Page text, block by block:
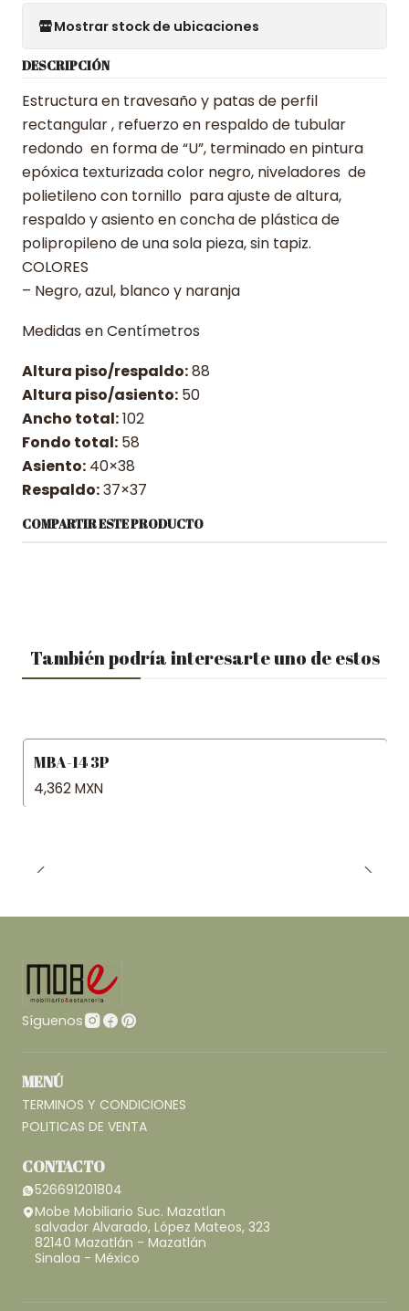
Mostrar stock de ubicaciones
DESCRIPCIÓN
Estructura en travesaño y patas de perfil
rectangular , refuerzo en respaldo de tubular
redondo en forma de “U”, terminado en pintura
epóxica texturizada color negro, niveladores de
polietileno con tornillo para ajuste de altura,
respaldo y asiento en concha de plástica de
polipropileno de una sola pieza, sin tapiz.
COLORES
– Negro, azul, blanco y naranja
Medidas en Centímetros
Altura piso/respaldo:88
Altura piso/asiento: 50
Ancho total:102
Fondo total: 58
Asiento: 40×38
Respaldo:37×37
COMPARTIR ESTE PRODUCTO
También podría interesarte uno de estos
MBA-14 3P
4,362 MXN
Síguenos
MENÚ
TERMINOS Y CONDICIONES
POLITICAS DE VENTA
CONTACTO
526691201804
Mobe Mobiliario Suc. Mazatlan
salvador Alvarado, López Mateos, 323
82140 Mazatlán - Mazatlán
Sinaloa - México